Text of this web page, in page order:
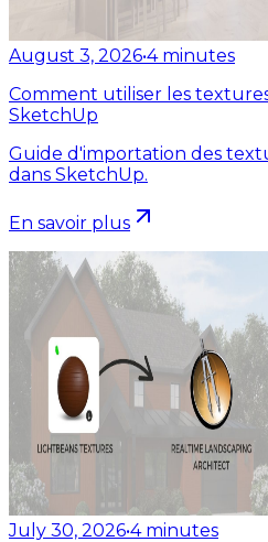
August 3, 2026•4 minutes
Comment utiliser les
SketchUp
Guide d'importation des
dans SketchUp.
En savoir plus
July 30, 2026•4 minutes